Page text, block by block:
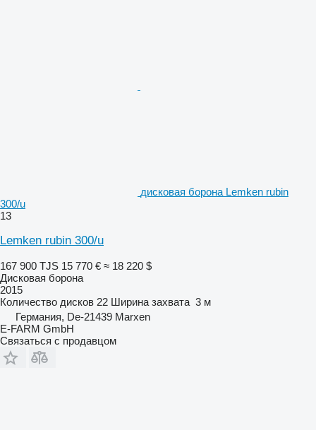
дисковая борона Lemken rubin
300/u
13
Lemken rubin 300/u
167 900 TJS 15 770 € ≈ 18 220 $
Дисковая борона
2015
Количество дисков 22 Ширина захвата 3 м
Германия, De-21439 Marxen
E-FARM GmbH
Связаться с продавцом